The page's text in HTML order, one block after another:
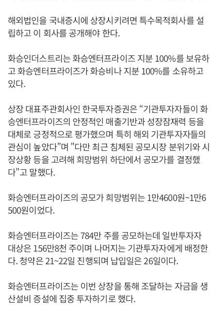
해외법인을 국내증시에 상장시키려면 특수목적회사를 설
립하고 이 회사를 공개해야 한다.
화승인더스트리는 화승엔터프라이즈 지분 100%를 보유하
고 화승엔터프라이즈가 화승비나 지분 100%를 소유하고
있다.
상장 대표주관회사인 한국투자증권은 “기관투자자들이 화
승엔터프라이즈의 안정적인 매출기반과 성장잠재력 등을
대체로 긍정적으로 평가했으며 특히 해외 기관투자자들의
관심이 높았다”며 "다만 최근 침체된 공모시장 분위기와 시
장상황 등을 고려해 희망범위 하단에서 공모가를 결정했
다"고 말했다.
화승엔터프라이즈의 공모가 희망범위는 1만4600원~1만6
500원이었다.
화승엔터프라이즈는 784만 주를 공모하는데 일반투자자
대상은 156만8천 주이며 나머지는 기관투자자에게 배정한
다. 청약은 21~22일 진행되며 납입일은 26일이다.
화승엔터프라이즈는 이번 상장을 통해 조달하는 자금을 생
산설비 증설에 집중 투자하기로 했다.